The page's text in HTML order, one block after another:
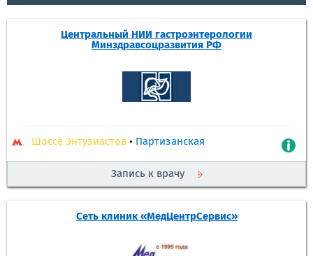
Центральный НИИ гастроэнтерологии
Минздравсоцразвития РФ
Шоссе Энтузиастов • Партизанская
Запись к врачу
Сеть клиник «МедЦентрСервис»